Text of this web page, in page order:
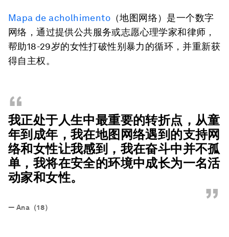
Mapa de acholhimento （地图网络）是一个数字
网络，通过提供公共服务或志愿心理学家和律师，
帮助18-29岁的女性打破性别暴力的循环，并重新获
得自主权。
“
我正处于人生中最重要的转折点，从童
年到成年，我在地图网络遇到的支持网
络和女性让我感到，我在奋斗中并不孤
单，我将在安全的环境中成长为一名活
动家和女性。
”
— Ana（18）